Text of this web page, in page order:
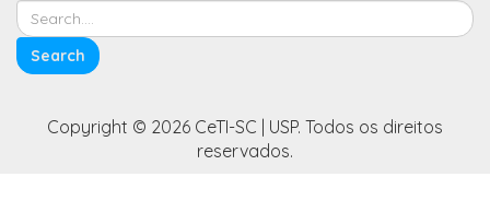
Copyright © 2026 CeTI-SC | USP. Todos os direitos
reservados.